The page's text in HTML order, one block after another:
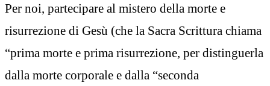
Per noi, partecipare al mistero della morte e
risurrezione di Gesù (che la Sacra Scrittura chiama
“prima morte e prima risurrezione, per distinguerla
dalla morte corporale e dalla “seconda